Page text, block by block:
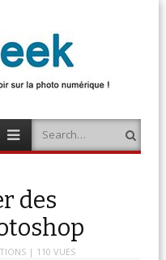
Search
des
| 110 VUES